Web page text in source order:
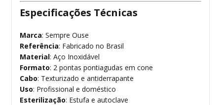
Especificações Técnicas
Marca: Sempre Ouse
Referência: Fabricado no Brasil
Material: Aço Inoxidável
Formato: 2 pontas pontiagudas em cone
Cabo: Texturizado e antiderrapante
Uso: Profissional e doméstico
Esterilização: Estufa e autoclave